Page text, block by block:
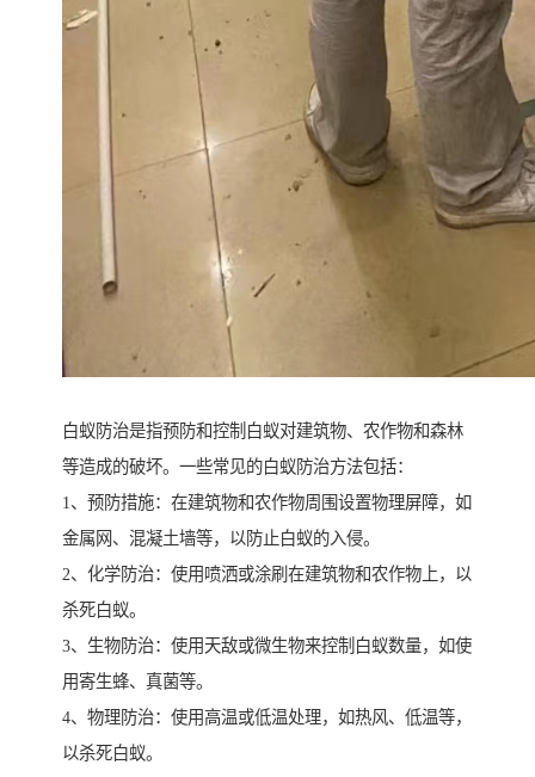
白蚁防治是指预防和控制白蚁对建筑物、农作物和森林
等造成的破坏。一些常见的白蚁防治方法包括：
1、预防措施：在建筑物和农作物周围设置物理屏障，如
金属网、混凝土墙等，以防止白蚁的入侵。
2、化学防治：使用喷洒或涂刷在建筑物和农作物上，以
杀死白蚁。
3、生物防治：使用天敌或微生物来控制白蚁数量，如使
用寄生蜂、真菌等。
4、物理防治：使用高温或低温处理，如热风、低温等，
以杀死白蚁。